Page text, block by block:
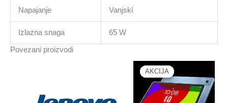
Napajanje Vanjski
Izlazna snaga 65 W
Povezani proizvodi
AKCIJA
AKCIJA